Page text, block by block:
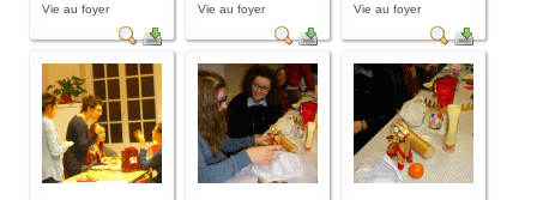
Vie au foyer Vie au foyer Vie au foyer